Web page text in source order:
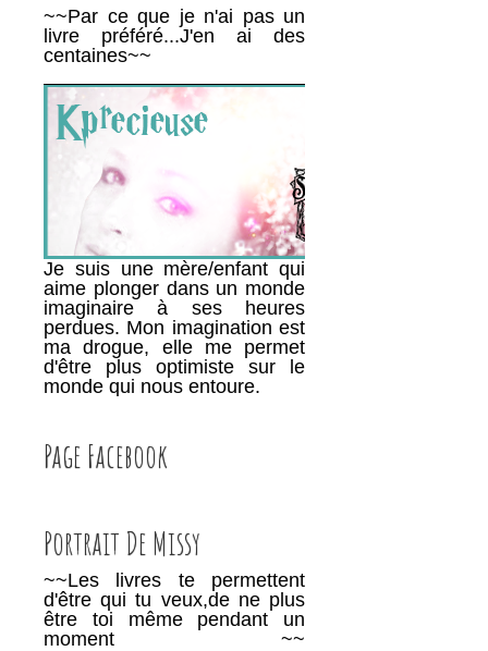
~~Par ce que je n'ai pas un
livre préféré...J'en ai des
centaines~~
Je suis une mère/enfant qui
aime plonger dans un monde
imaginaire à ses heures
perdues. Mon imagination est
ma drogue, elle me permet
d'être plus optimiste sur le
monde qui nous entoure.
Page Facebook
Portrait De Missy
~~Les livres te permettent
d'être qui tu veux,de ne plus
être toi même pendant un
moment ~~